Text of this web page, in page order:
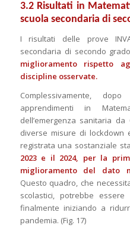
3.2 Risultati in
scuola secondaria di
I risultati delle prove
secondaria di secondo
miglioramento rispetto
discipline osservate.
Complessivamente,
apprendimenti in
dell’emergenza sanitaria
diverse misure di lockdown
registrata una sostanziale
2023 e il 2024, per la
miglioramento del dato
Questo quadro, che
scolastici, potrebbe
finalmente iniziando a
pandemia. (Fig. 17)